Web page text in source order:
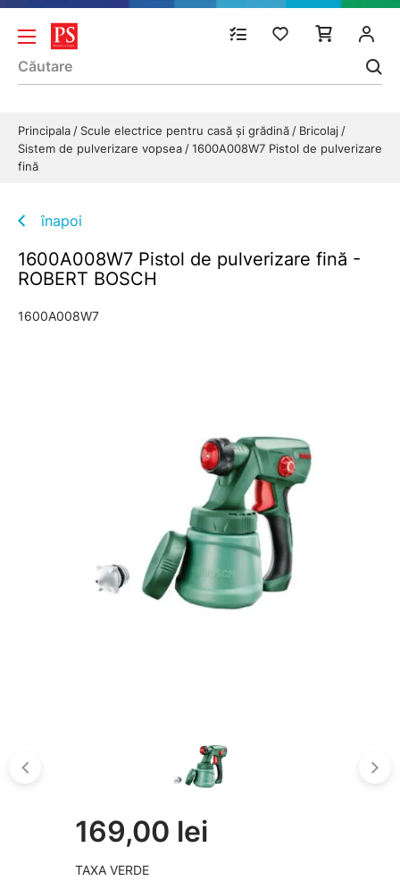
Principala Scule electrice pentru casă și grădină
Bricolaj
Sistem de pulverizare vopsea
1600A008W7 Pistol de pulverizare
fină
înapoi
1600A008W7 Pistol de pulverizare fină -
ROBERT BOSCH
1600A008W7
169,00 lei
TAXA VERDE